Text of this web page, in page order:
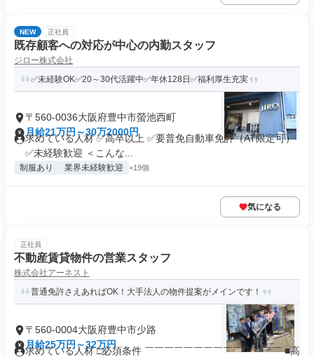
NEW 正社員
既存顧客への対応が中心の内勤スタッフ
ジロー株式会社
✅未経験OK✅20～30代活躍中✅年休128日✅福利厚生充実
〒560-0036大阪府豊中市螢池西町
月給21万円～30万2000円
求めている人材 ✅高卒以上 ✅要普免自動車免許（AT限定可）
✅未経験歓迎 ＜こんな...
制服あり 業界未経験歓迎 +19個
気になる
正社員
不動産賃貸物件の営業スタッフ
株式会社アーネスト
普通免許さえあればOK！大手法人の物件提案がメインです！
〒560-0004大阪府豊中市少路
月給25万円～32万円
求めている人材 □必須条件 ￣￣￣￣￣￣￣￣￣￣￣￣￣￣ ■高